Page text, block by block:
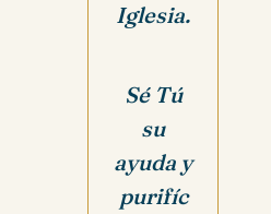
Iglesia.
Sé Tú
su
ayuda y
purifíc